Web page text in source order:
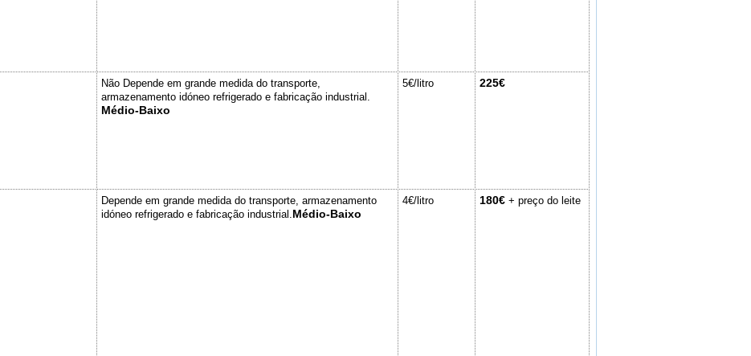
Não Depende em grande medida do transporte,
armazenamento idóneo refrigerado e fabricação industrial.
Médio-Baixo
5€/litro 225€
Depende em grande medida do transporte, armazenamento
idóneo refrigerado e fabricação industrial. Médio-Baixo
4€/litro 180€ + preço do leite